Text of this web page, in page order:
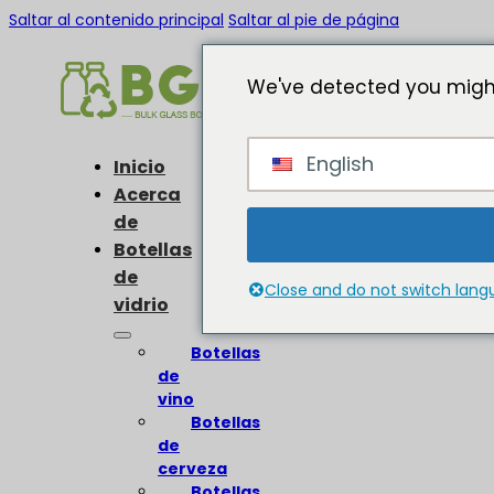
Saltar al contenido principal Saltar al pie de página
Inicio
Acerca
de
Botellas
de
vidrio
Botellas
de
vino
Botellas
de
cerveza
We've detected you
English
Close and do not switch